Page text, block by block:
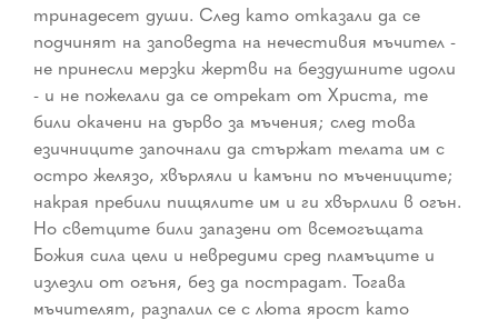
тринадесет души. След като отказали да се
подчинят на заповедта на нечестивия мъчител -
не принесли мерзки жертви на бездушните идоли
- и не пожелали да се отрекат от Христа, те
били окачени на дърво за мъчения; след това
езичниците започнали да стържат телата им с
остро желязо, хвърляли и камъни по мъчениците;
накрая пребили пищялите им и ги хвърлили в огън.
Но светците били запазени от всемогъщата
Божия сила цели и невредими сред пламъците и
излезли от огъня, без да пострадат. Тогава
мъчителят, разпалил се с люта ярост като